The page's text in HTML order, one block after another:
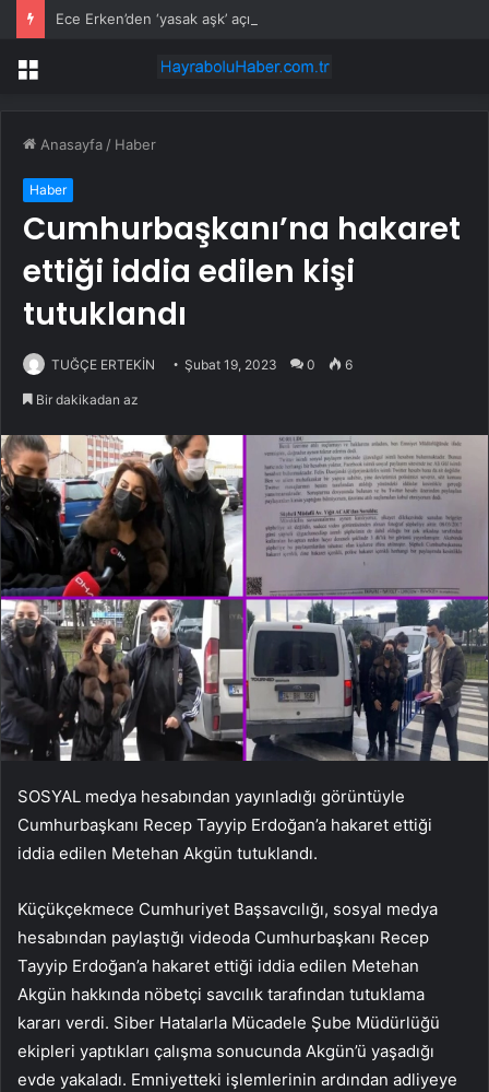
Menü
Anasayfa / Haber
Haber
Cumhurbaşkanı’na hakaret
ettiği iddia edilen kişi
tutuklandı
TUĞÇE ERTEKİN Şubat 19, 2023 0 6
Bir dakikadan az
SOSYAL medya hesabından yayınladığı görüntüyle
Cumhurbaşkanı Recep Tayyip Erdoğan’a hakaret ettiği
iddia edilen Metehan Akgün tutuklandı.
Küçükçekmece Cumhuriyet Başsavcılığı, sosyal medya
hesabından paylaştığı videoda Cumhurbaşkanı Recep
Tayyip Erdoğan’a hakaret ettiği iddia edilen Metehan
Akgün hakkında nöbetçi savcılık tarafından tutuklama
kararı verdi. Siber Hatalarla Mücadele Şube Müdürlüğü
ekipleri yaptıkları çalışma sonucunda Akgün’ü yaşadığı
evde yakaladı. Emniyetteki işlemlerinin ardından adliyeye